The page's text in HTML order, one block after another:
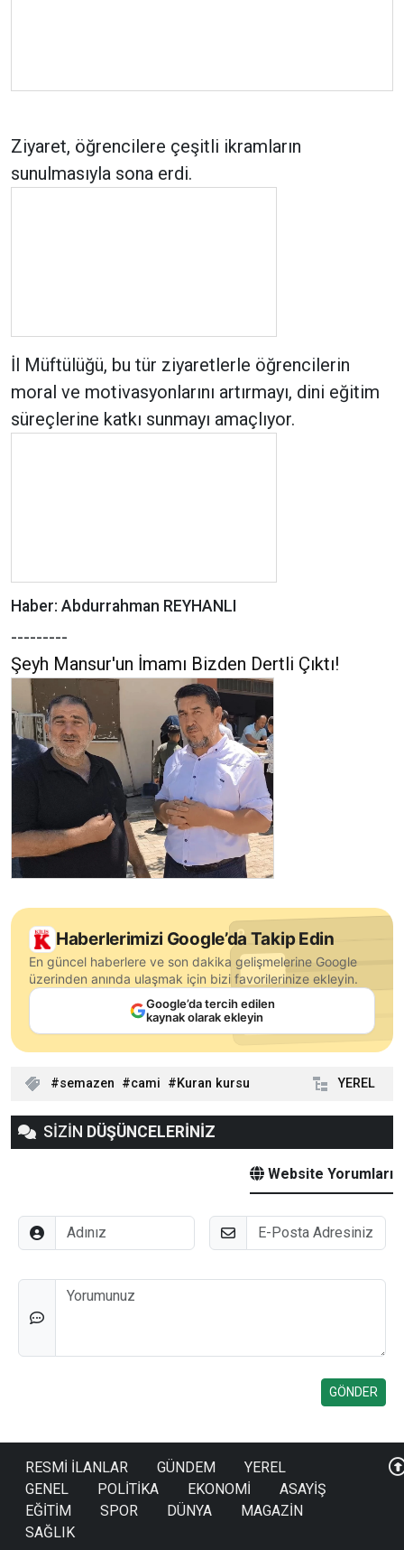
Ziyaret, öğrencilere çeşitli ikramların
sunulmasıyla sona erdi.
İl Müftülüğü, bu tür ziyaretlerle öğrencilerin
moral ve motivasyonlarını artırmayı, dini eğitim
süreçlerine katkı sunmayı amaçlıyor.
Haber: Abdurrahman REYHANLI
---------
Şeyh Mansur'un İmamı Bizden Dertli Çıktı!
Haberlerimizi Google’da Takip Edin
En güncel haberlere ve son dakika gelişmelerine Google
üzerinden anında ulaşmak için bizi favorilerinize ekleyin.
Google’da tercih edilen
kaynak olarak ekleyin
semazen cami Kuran kursu YEREL
SİZİN DÜŞÜNCELERİNİZ
Website Yorumları
Adınız E-Posta
Düşünceleriniz
RESMİ İLANLAR GÜNDEM
YEREL
GENEL
POLİTİKA EKONOMİ
ASAYİŞ
EĞİTİM
SPOR DÜNYA
MAGAZİN
SAĞLIK